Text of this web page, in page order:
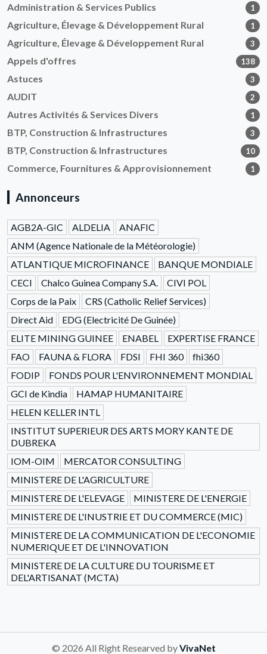
Administration & Services Publics 1
Agriculture, Élevage & Développement Rural 1
Agriculture, Élevage & Développement Rural 3
Appels d'offres 138
Astuces 3
AUDIT 2
Autres Activités & Services Divers 1
BTP, Construction & Infrastructures 3
BTP, Construction & Infrastructures 10
Commerce, Fournitures & Approvisionnement 1
Annonceurs
AGB2A-GIC ALDELIA
ANAFIC
ANM (Agence Nationale de la Météorologie)
ATLANTIQUE MICROFINANCE
BANQUE MONDIALE
CECI
Chalco Guinea Company S.A.
CIVI POL
Corps de la Paix
CRS (Catholic Relief Services)
Direct Aid
EDG (Electricité De Guinée)
ELITE MINING GUINEE
ENABEL
EXPERTISE FRANCE
FAO
FAUNA & FLORA FDSI FHI 360
fhi360
FODIP
FONDS POUR L'ENVIRONNEMENT MONDIAL
GCI de Kindia
HAMAP HUMANITAIRE
HELEN KELLER INTL
INSTITUT SUPERIEUR DES ARTS MORY KANTE DE
DUBREKA
IOM-OIM
MERCATOR CONSULTING
MINISTERE DE L'AGRICULTURE
MINISTERE DE L'ELEVAGE
MINISTERE DE L'ENERGIE
MINISTERE DE L'INUSTRIE ET DU COMMERCE (MIC)
MINISTERE DE LA COMMUNICATION DE L'ECONOMIE
NUMERIQUE ET DE L'INNOVATION
MINISTERE DE LA CULTURE DU TOURISME ET
DEL'ARTISANAT (MCTA)
© 2026 All Right Researved byVivaNet